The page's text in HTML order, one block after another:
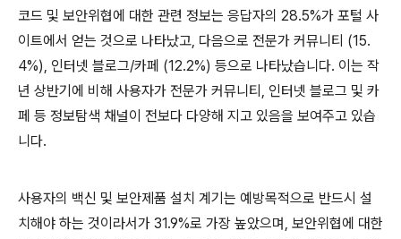
코드 및 보안위협에 대한 관련 정보는 응답자의 28.5%가 포털 사
이트에서 얻는 것으로 나타났고, 다음으로 전문가 커뮤니티 (15.
4%), 인터넷 블로그/카페 (12.2%) 등으로 나타났습니다. 이는 작
년 상반기에 비해 사용자가 전문가 커뮤니티 , 인터넷 블로그 및 카
페 등 정보탐색 채널이 전보다 다양해 지고 있음을 보여주고 있습
니다.
사용자의 백신 및 보안제품 설치 계기는 예방목적으로 반드시 설
치해야 하는 것이라서가 31.9%로 가장 높았으며, 보안위협에 대한